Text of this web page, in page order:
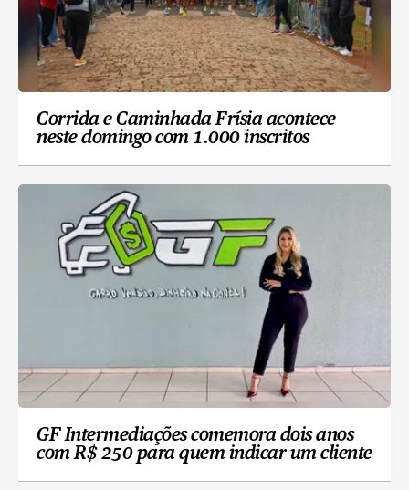
Corrida e Caminhada Frísia acontece
neste domingo com 1.000 inscritos
GF Intermediações comemora dois anos
com R$ 250 para quem indicar um cliente